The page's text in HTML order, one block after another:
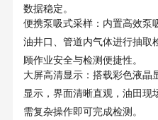
数据稳定。
便携泵吸式采样：内置高效泵
油井口、管道内气体进行抽取
顾作业安全与检测便捷性。
大屏高清显示：搭载彩色液晶
显示，界面清晰直观，油田现
需复杂操作即可完成检测。